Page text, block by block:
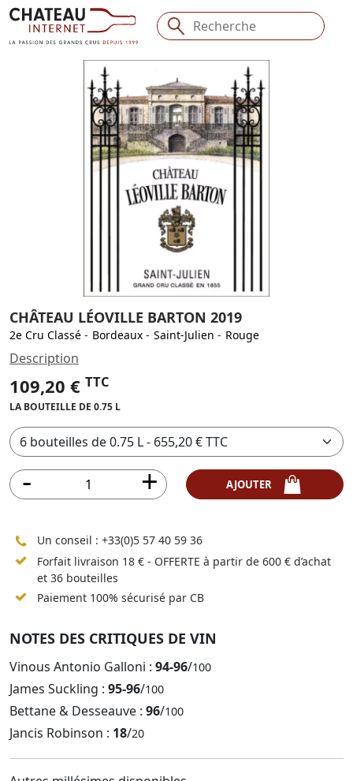
CHÂTEAU LÉOVILLE BARTON 2019
2e Cru Classé - Bordeaux - Saint-Julien - Rouge
Description
109,20 € TTC
LA BOUTEILLE DE 0.75 L
Un conseil : +33(0)5 57 40 59 36
Forfait livraison 18 € - OFFERTE à partir de 600 € d’achat
et 36 bouteilles
Paiement 100% sécurisé par CB
NOTES DES CRITIQUES DE VIN
Vinous Antonio Galloni : 94-96/100
James Suckling : 95-96/100
Bettane & Desseauve : 96/100
Jancis Robinson : 18/20